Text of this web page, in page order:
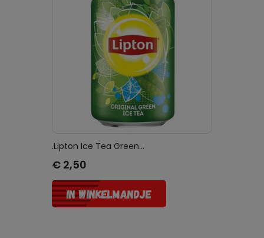
.Lipton Ice Tea Green...
Prijs
€ 2,50
IN WINKELMANDJE